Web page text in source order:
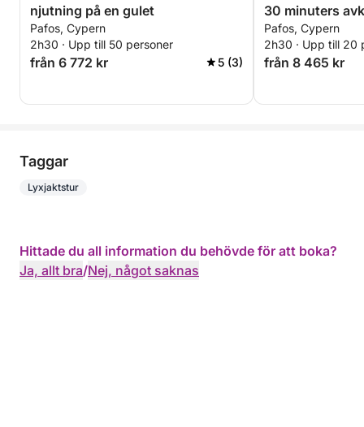
njutning på en gulet
Pafos, Cypern
2h30 · Upp till 50 personer
från 6 772 kr 5 (3)
30 minuters
motorbåt
Pafos, Cypern
2h30 · Upp till 20
från 8 465 kr
Taggar
Lyxjaktstur
Hittade du all information du behövde för att boka?
Ja, allt bra/Nej, något saknas